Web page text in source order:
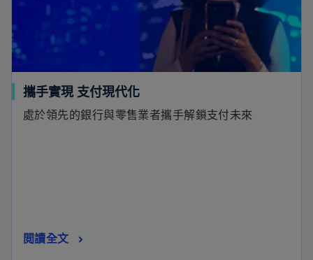
攜手實現 支付現代化
處於領先的銀行與零售業者攜手解鎖支付未來
閲讀全文